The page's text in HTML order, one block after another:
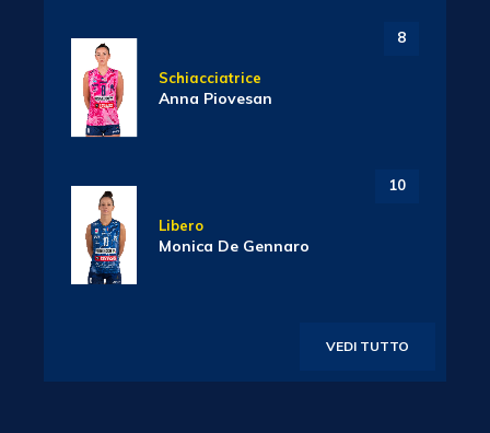
8
Schiacciatrice
Anna Piovesan
10
Libero
Monica De Gennaro
VEDI TUTTO